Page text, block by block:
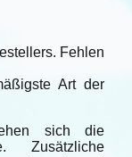
Fehlen
Art der
sich die
Zusätzliche